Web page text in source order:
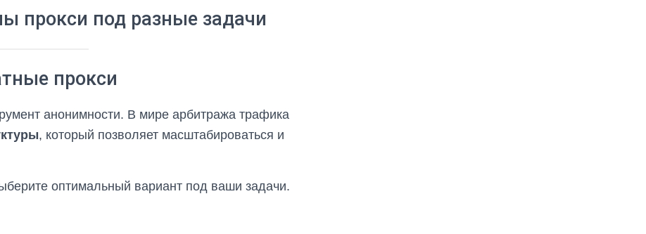
прокси под разные задачи
прокси
анонимности. В мире арбитража трафика
, который позволяет масштабироваться и
оптимальный вариант под ваши задачи.